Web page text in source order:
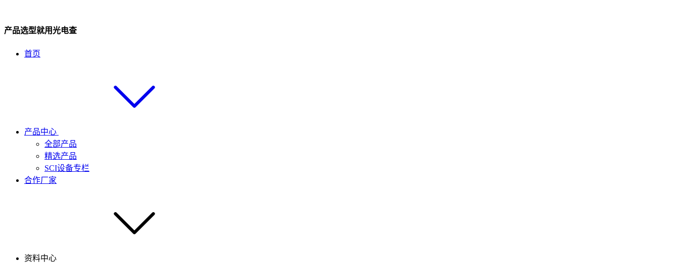
产品选型就用光电查
首页
产品中心
全部产品
精选产品
SCI设备专栏
合作厂家
资料中心